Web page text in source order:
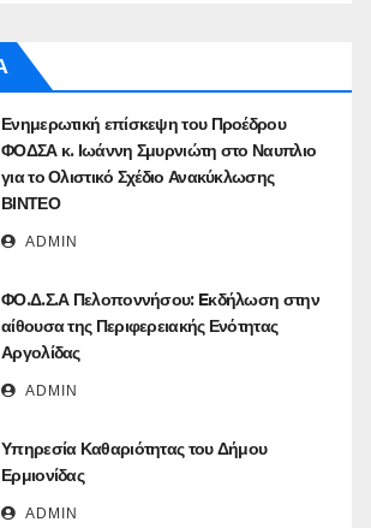
Ενημερωτική επίσκεψη του Προέδρου
ΦΟΔΣΑ κ. Ιωάννη Σμυρνιώτη στο Ναυπλιο
για το Ολιστικό Σχέδιο Ανακύκλωσης
ΒΙΝΤΕΟ
ADMIN
ΦΟ.Δ.Σ.Α Πελοποννήσου: Eκδήλωση στην
αίθουσα της Περιφερειακής Ενότητας
Αργολίδας
ADMIN
Υπηρεσία Καθαριότητας του Δήμου
Ερμιονίδας
ADMIN